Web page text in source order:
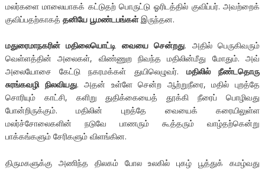
மலர்களை மாலையாகக் கட்டுதற் பொருட்டு ஓரிடத்தில் குவிப்பர். அவற்றைக்
குவிப்பதற்காகத் தனியே பூமண்டபங்கள்இருந்தன.
மதுரைமாநகரின் மதிலையொட்டி வையை சென்றது. அதில் பெருகிவரும்
வெள்ளத்தின் அலைகள், விண்ணுற நிவந்த மதிலின்மீது மோதும். அவ்
அலையோசை கேட்டு நகரமக்கள் துயிலெழுவர். மதிலில் நீண்டதொரு
சுரங்கவழி நிலவியது. அதன் உள்ளே சென்ற ஆற்றுநீரை, மதில் புறத்தே
சொரியும் காட்சி, களிறு துதிக்கையைத் தூக்கி நீரைப் பொழிவது
போன்றிருக்கும். மதிலின் புறத்தே வையைக் கரையிலுள்ள
மலர்ச்சோலைகளின் நடுவே பாணரும் கூத்தரும் வாழ்தற்கென்று
பாக்கங்களும் சேரிகளும் விளங்கின.
திருமகளுக்கு அணிந்த திலகம் போல உலகில் புகழ் பூத்துக் கமழ்வது